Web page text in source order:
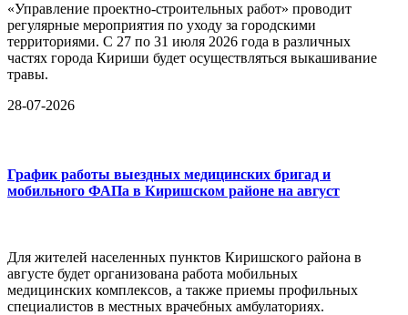
«Управление проектно-строительных работ» проводит
регулярные мероприятия по уходу за городскими
территориями. С 27 по 31 июля 2026 года в различных
частях города Кириши будет осуществляться выкашивание
травы.
28-07-2026
График работы выездных медицинских бригад и
мобильного ФАПа в Киришском районе на август
Для жителей населенных пунктов Киришского района в
августе будет организована работа мобильных
медицинских комплексов, а также приемы профильных
специалистов в местных врачебных амбулаториях.